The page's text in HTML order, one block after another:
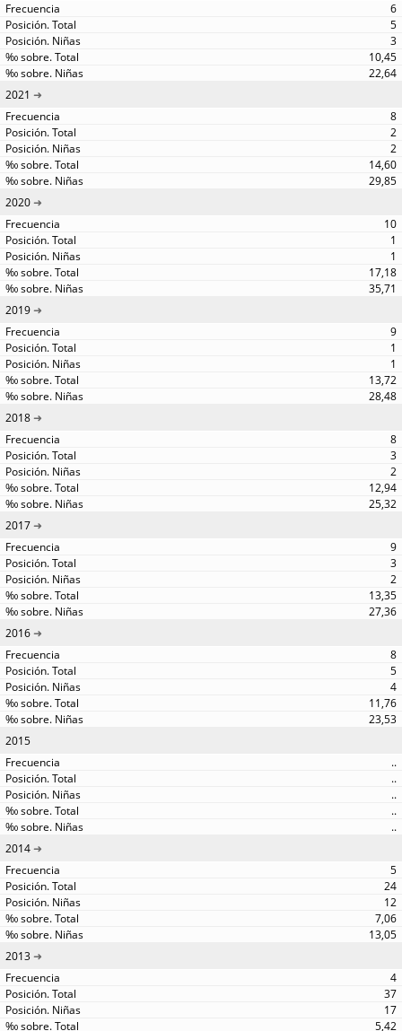
6
5
3
10,45
22,64
2021
8
2
2
14,60
29,85
2020
10
1
1
17,18
35,71
2019
9
1
1
13,72
28,48
2018
8
3
2
12,94
25,32
2017
9
3
2
13,35
27,36
2016
8
5
4
11,76
23,53
2015
..
..
..
..
..
2014
5
24
12
7,06
13,05
2013
4
37
17
5,42